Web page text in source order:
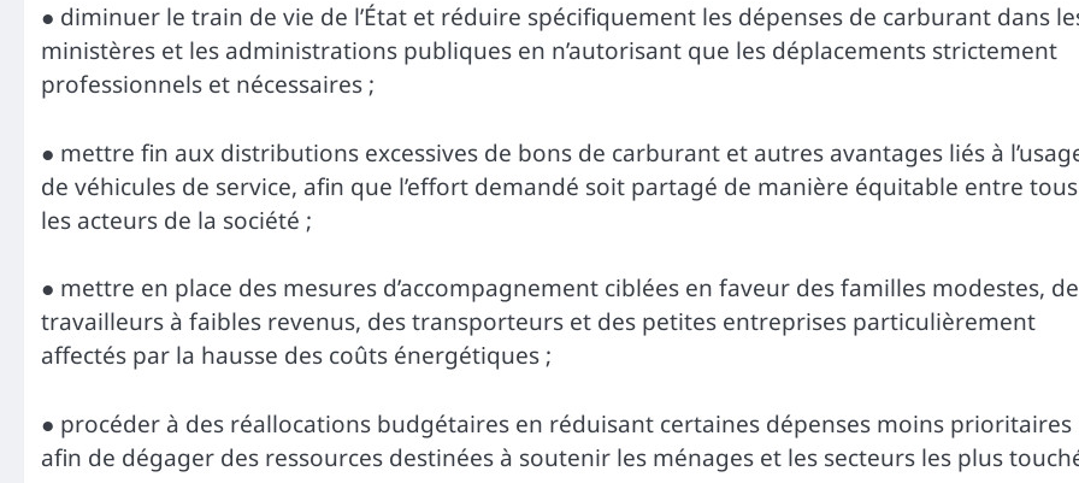
● diminuer le train de vie de l’État et réduire spécifiquement les dépenses de carburant dans
ministères et les administrations publiques en n’autorisant que les déplacements strictement
professionnels et nécessaires ;
● mettre fin aux distributions excessives de bons de carburant et autres avantages liés à
de véhicules de service, afin que l’effort demandé soit partagé de manière équitable entre tous
les acteurs de la société ;
● mettre en place des mesures d’accompagnement ciblées en faveur des familles modestes,
travailleurs à faibles revenus, des transporteurs et des petites entreprises particulièrement
affectés par la hausse des coûts énergétiques ;
● procéder à des réallocations budgétaires en réduisant certaines dépenses moins prioritaires
afin de dégager des ressources destinées à soutenir les ménages et les secteurs les plus